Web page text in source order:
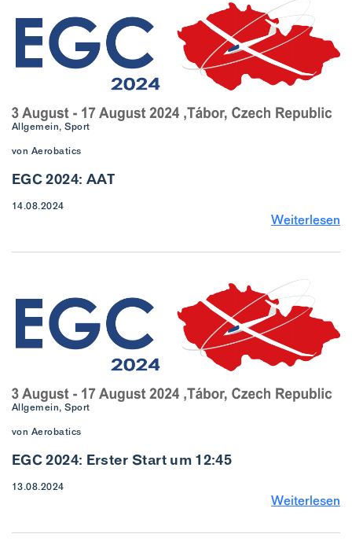
Allgemein, Sport
von Aerobatics
EGC 2024: AAT
14.08.2024
Weiterlesen
Allgemein, Sport
von Aerobatics
EGC 2024: Erster Start um 12:45
13.08.2024
Weiterlesen